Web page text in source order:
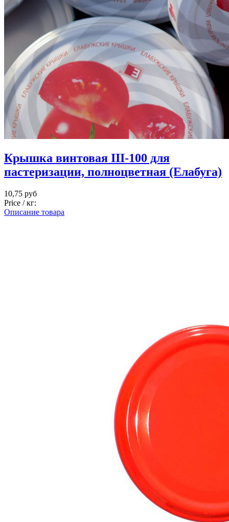
Крышка винтовая III-100 для
пастеризации, полноцветная (Елабуга)
10,75 руб
Price / кг:
Описание товара